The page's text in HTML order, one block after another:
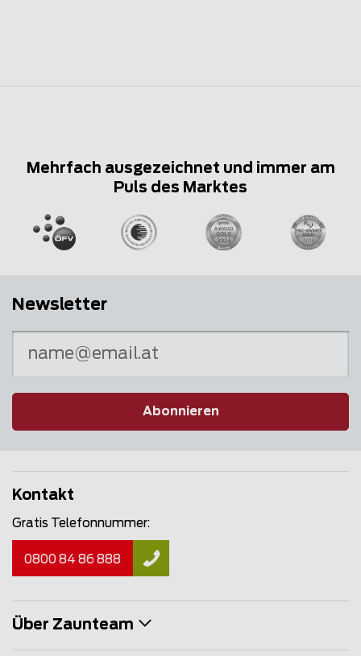
Mehrfach ausgezeichnet und immer am
Puls des Marktes
Newsletter
Abonnieren
Kontakt
Gratis Telefonnummer:
0800 84 86 888
Über Zaunteam